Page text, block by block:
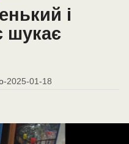
і
шукає
-2025-01-18